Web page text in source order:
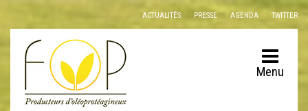
Panneau de gestion des cookies
ACTUALITÉS PRESSE AGENDA TWITTER
Menu